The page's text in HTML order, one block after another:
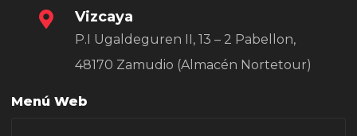
Vizcaya
P.I Ugaldeguren II, 13 – 2 Pabellon,
48170 Zamudio (Almacén Nortetour)
Menú Web